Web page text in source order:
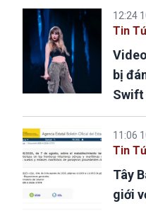
12:24
Tin
bị
Swift
11:06
Tin
Tây
giới